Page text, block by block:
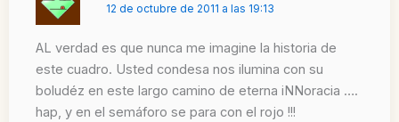
12 de octubre de 2011 a las 19:13
AL verdad es que nunca me imagine la historia de
este cuadro. Usted condesa nos ilumina con su
boludéz en este largo camino de eterna iNNoracia ….
hap, y en el semáforo se para con el rojo !!!